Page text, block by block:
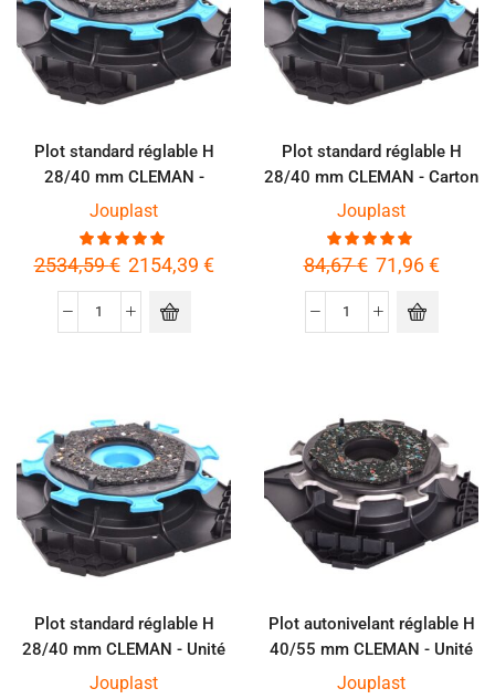
Plot standard réglable H
28/40 mm CLEMAN -
Palette de 600 pièces
Jouplast
2534,59€ 2154,39 €
Plot standard réglable H
28/40 mm CLEMAN - Carton
de 20 pièces
Jouplast
84,67€ 71,96€
Plot standard réglable H
28/40 mm CLEMAN - Unité
Jouplast
Plot autonivelant réglable H
40/55 mm CLEMAN - Unité
Jouplast